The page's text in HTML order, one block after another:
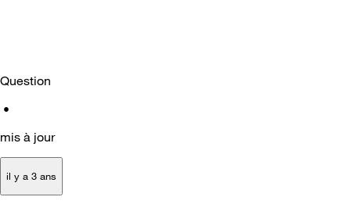
Question
•
mis à jour
il y a 3 ans